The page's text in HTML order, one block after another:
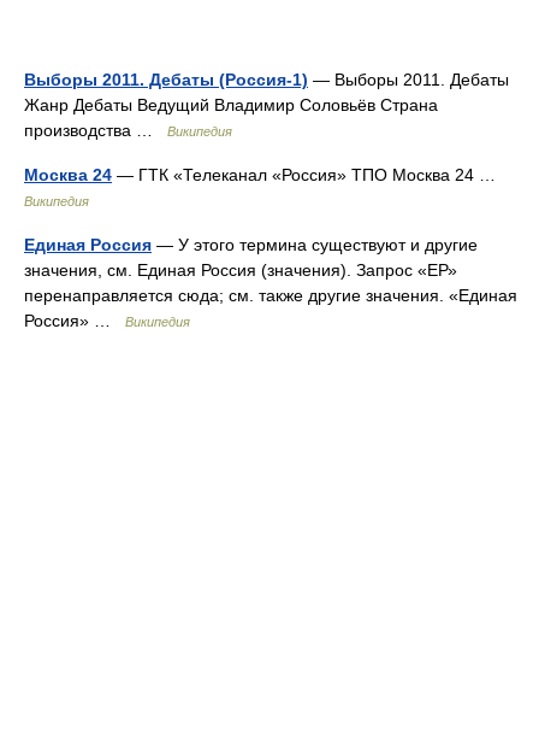
Выборы 2011. Дебаты (Россия-1) — Выборы 2011. Дебаты
Жанр Дебаты Ведущий Владимир Соловьёв Страна
производства …
Википедия
Москва 24 — ГТК «Телеканал «Россия» ТПО Москва 24 …
Википедия
Единая Россия — У этого термина существуют и другие
значения, см. Единая Россия (значения). Запрос «ЕР»
перенаправляется сюда; см. также другие значения. «Единая
Россия» …
Википедия